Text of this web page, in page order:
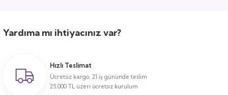
Yardıma mı ihtiyacınız var?
Hızlı Teslimat
Ücretsiz kargo, 21 iş gününde teslim
25.000 TL üzeri ücretsiz kurulum